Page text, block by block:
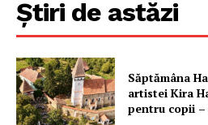
Știri de astăzi
Săptămâna
artistei Kira
pentru copii